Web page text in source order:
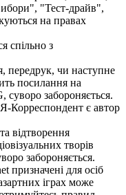
"Тест-драйв",
на правах
спільно з
передрук, чи наступне
посилання на
суворо забороняється.
Корреспондент є автор
відтворення
творів
забороняється.
призначені для осіб
іграх може